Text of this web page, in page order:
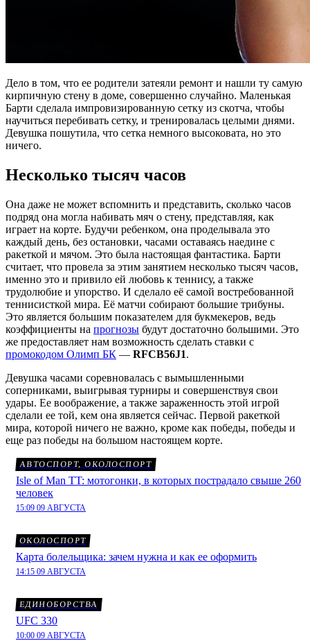
Дело в том, что ее родители затеяли ремонт и нашли ту самую
кирпичную стену в доме, совершенно случайно. Маленькая
Барти сделала импровизированную сетку из скотча, чтобы
научиться перебивать сетку, и тренировалась целыми днями.
Девушка пошутила, что сетка немного высоковата, но это
ничего.
Несколько тысяч часов
Она даже не может вспомнить и представить, сколько часов
подряд она могла набивать мяч о стену, представляя, как
играет на корте. Будучи ребенком, она проделывала это
каждый день, без остановки, часами оставаясь наедине с
ракеткой и мячом. Это была настоящая фантастика. Барти
считает, что провела за этим занятием несколько тысяч часов,
именно это и привило ей любовь к теннису, а также
трудолюбие и упорство. И сделало её самой востребованной
теннисисткой мира. Её матчи собирают большие трибуны.
Это является большим показателем для букмекеров, ведь
коэффициенты на прогнозы будут достаточно большими. Это
же предоставляет нам возможность сделать ставки с
промокодом Олимп БК — RFCB56J1.
Девушка часами соревновалась с вымышленными
соперниками, выигрывая турниры и совершенствуя свои
удары. Ее воображение, а также зараженность этой игрой
сделали ее той, кем она является сейчас. Первой ракеткой
мира, которой ничего не важно, кроме как победы, победы и
еще раз победы на большом настоящем корте.
АВТОСПОРТ, ОКОЛОСПОРТ
Isle of Man TT: мотогонки, в которых пострадало свыше 260
человек
15:09 09 АВГУСТА
ОКОЛОСПОРТ
Карта болельщика: зачем нужна и как ее оформить
14:15 09 АВГУСТА
ЕДИНОБОРСТВА
UFC 330
10:00 09 АВГУСТА